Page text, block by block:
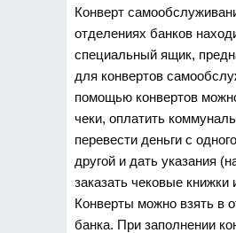
Конверт
отделениях банков
специальный ящик,
для конвертов
помощью конвертов
чеки, оплатить
перевести деньги с
другой и дать указания
заказать чековые книжки
Конверты можно взять в
банка. При заполнении